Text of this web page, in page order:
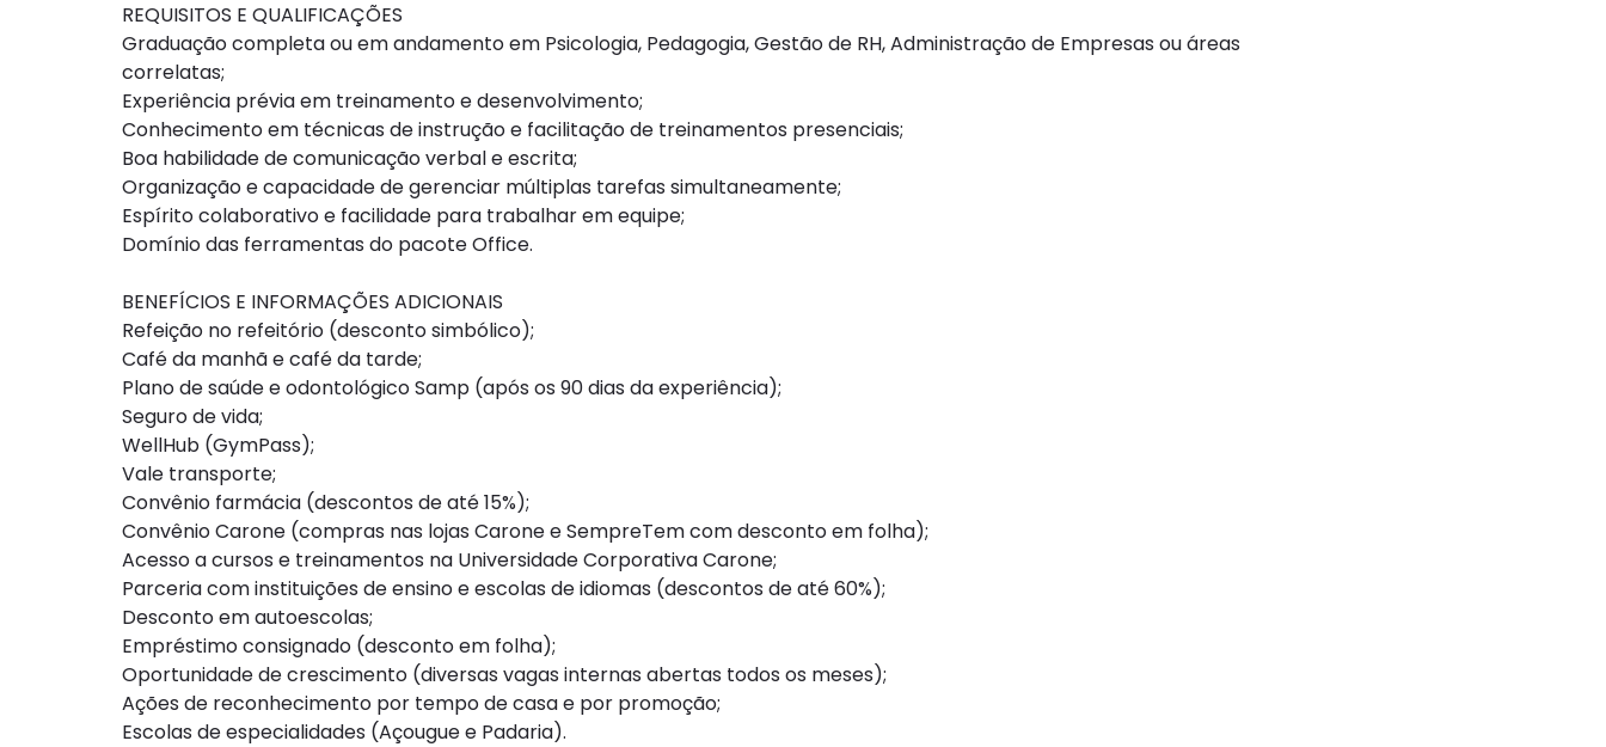
REQUISITOS E QUALIFICAÇÕES
Graduação completa ou em andamento em Psicologia, Pedagogia, Gestão de RH, Administração de Empresas ou áreas
correlatas;
Experiência prévia em treinamento e desenvolvimento;
Conhecimento em técnicas de instrução e facilitação de treinamentos presenciais;
Boa habilidade de comunicação verbal e escrita;
Organização e capacidade de gerenciar múltiplas tarefas simultaneamente;
Espírito colaborativo e facilidade para trabalhar em equipe;
Domínio das ferramentas do pacote Office.
BENEFÍCIOS E INFORMAÇÕES ADICIONAIS
Refeição no refeitório (desconto simbólico);
Café da manhã e café da tarde;
Plano de saúde e odontológico Samp (após os 90 dias da experiência);
Seguro de vida;
WellHub (GymPass);
Vale transporte;
Convênio farmácia (descontos de até 15%);
Convênio Carone (compras nas lojas Carone e SempreTem com desconto em folha);
Acesso a cursos e treinamentos na Universidade Corporativa Carone;
Parceria com instituições de ensino e escolas de idiomas (descontos de até 60%);
Desconto em autoescolas;
Empréstimo consignado (desconto em folha);
Oportunidade de crescimento (diversas vagas internas abertas todos os meses);
Ações de reconhecimento por tempo de casa e por promoção;
Escolas de especialidades (Açougue e Padaria).